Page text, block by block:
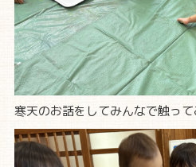
寒天のお話をしてみんなで触っ